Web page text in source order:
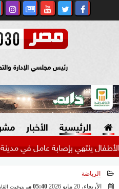
رئيس مجلسي الإدارة
الرئيسية الأخبار
السياسة
بإصابة عامل في مدينة نصر.....
الرياضة
الأربعاء، 20 مايو 2026
05:40 مـ بتوقيت